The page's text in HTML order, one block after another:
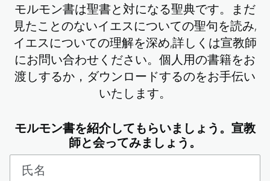
モルモン書は聖書と対になる聖典です。まだ
見たことのないイエスについての聖句を読み,
イエスについての理解を深め,詳しくは宣教師
にお問い合わせください。個人用の書籍をお
渡しするか，ダウンロードするのをお手伝い
いたします。
モルモン書を紹介してもらいましょう。宣教
師と会ってみましょう。
氏名